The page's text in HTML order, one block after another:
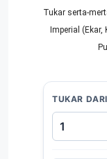
Tukar serta-
Imperial
TUKAR